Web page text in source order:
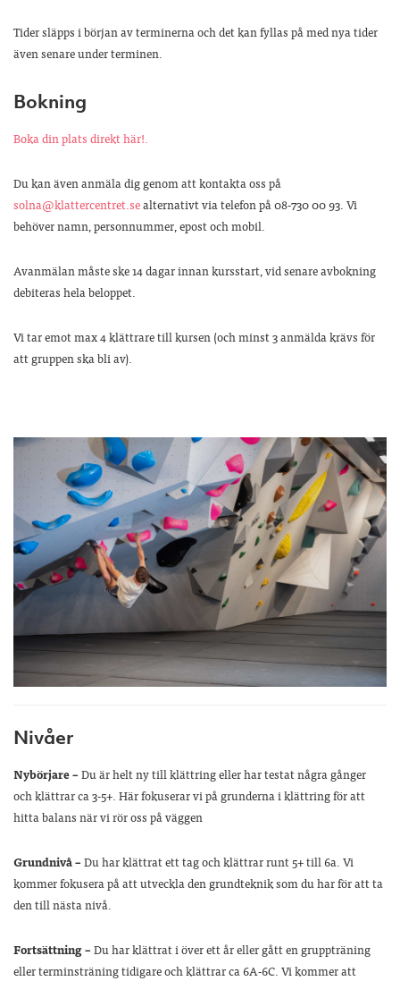
Tider släpps i början av terminerna och det kan fyllas på med nya tider
även senare under terminen.
Bokning
Boka din plats direkt här!.
Du kan även anmäla dig genom att kontakta oss på
solna@klattercentret.sealternativt via telefon på 08-730 00 93. Vi
behöver namn, personnummer, epost och mobil.
Avanmälan måste ske 14 dagar innan kursstart, vid senare avbokning
debiteras hela beloppet.
Vi tar emot max 4 klättrare till kursen (och minst 3 anmälda krävs för
att gruppen ska bli av).
Nivåer
Nybörjare –Du är helt ny till klättring eller har testat några gånger
och klättrar ca 3-5+. Här fokuserar vi på grunderna i klättring för att
hitta balans när vi rör oss på väggen
Grundnivå –Du har klättrat ett tag och klättrar runt 5+ till 6a. Vi
kommer fokusera på att utveckla den grundteknik som du har för att ta
den till nästa nivå.
Fortsättning –Du har klättrat i över ett år eller gått en gruppträning
eller terminsträning tidigare och klättrar ca 6A-6C. Vi kommer att